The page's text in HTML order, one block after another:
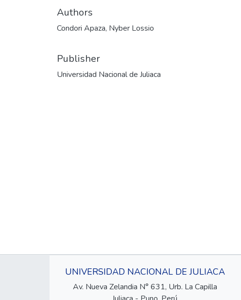
Authors
Condori Apaza, Nyber Lossio
Publisher
Universidad Nacional de Juliaca
UNIVERSIDAD NACIONAL DE JULIACA
Av. Nueva Zelandia N° 631, Urb. La Capilla